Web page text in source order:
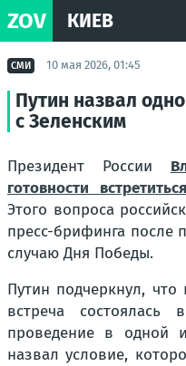
ZOV КИЕВ
СМИ 10 мая 2026, 01:45
Путин назвал
с Зеленским
Президент России
готовности встретиться
Этого вопроса
пресс-брифинга после
случаю Дня Победы.
Путин подчеркнул,
встреча
проведение в одной
назвал условие,